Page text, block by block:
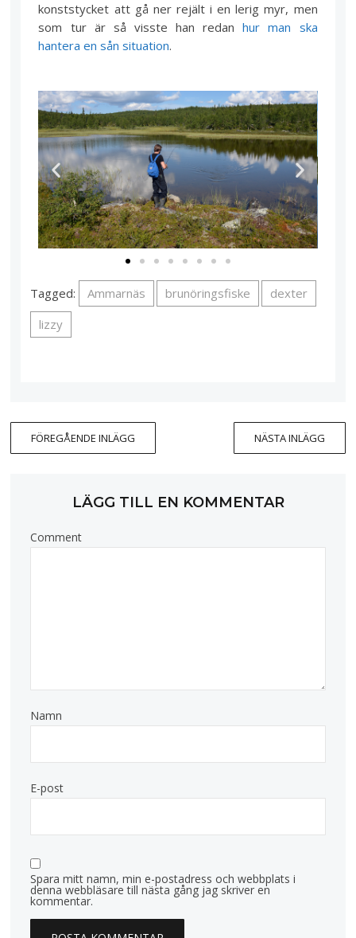
konststycket att gå ner rejält i en lerig myr, men
som tur är så visste han redanhur man ska
hantera en sån situation.
Tagged: Ammarnäs brunöringsfiske
dexter
lizzy
FÖREGÅENDE INLÄGG NÄSTA INLÄGG
LÄGG TILL EN KOMMENTAR
Comment
Namn
E-post
Spara mitt namn, min e-postadress och webbplats i
denna webbläsare till nästa gång jag skriver en
kommentar.